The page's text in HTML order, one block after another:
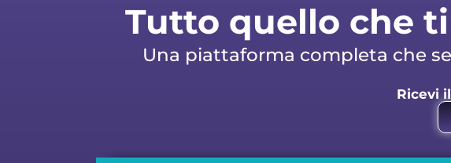
Tutto quello che
Una piattaforma completa che
Ricevi